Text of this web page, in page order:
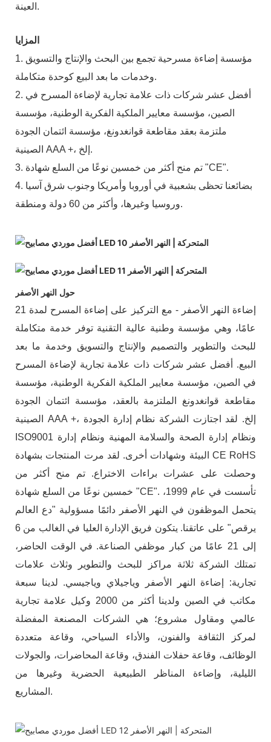
العينة.
المزايا
1. مؤسسة إضاءة مسرحية تجمع بين البحث والإنتاج والتسويق
وخدمات ما بعد البيع كوحدة متكاملة.
2. أفضل عشر شركات ذات علامة تجارية لإضاءة المسرح في
الصين، مؤسسة معايير الملكية الفكرية الوطنية، مؤسسة
ملتزمة بعقد مقاطعة قوانغدونغ، مؤسسة ائتمان الجودة
الصينية AAA +، إلخ.
3. تم منح أكثر من خمسين نوعًا من السلع شهادة "CE".
4. بضائعنا تحظى بشعبية في أوروبا وأمريكا وجنوب شرق آسيا
وروسيا وغيرها، وأكثر من 60 دولة ومنطقة.
حول النهر الأصفر
إضاءة النهر الأصفر - مع التركيز على إضاءة المسرح لمدة 21
عامًا، وهي مؤسسة وطنية عالية التقنية توفر خدمة متكاملة
للبحث والتطوير والتصميم والإنتاج والتسويق وخدمة ما بعد
البيع. أفضل عشر شركات ذات علامة تجارية لإضاءة المسرح
في الصين، مؤسسة معايير الملكية الفكرية الوطنية، مؤسسة
مقاطعة قوانغدونغ الملتزمة بالعقد، مؤسسة ائتمان الجودة
الصينية AAA +، إلخ. لقد اجتازت الشركة نظام إدارة الجودة
ISO9001 ونظام إدارة الصحة والسلامة المهنية ونظام إدارة
البيئة وشهادات أخرى. لقد مرت المنتجات بشهادة CE RoHS
وحصلت على عشرات براءات الاختراع. تم منح أكثر من
خمسين نوعًا من السلع شهادة "CE". تأسست في عام 1999،
يتحمل الموظفون في النهر الأصفر دائمًا مسؤولية "دع العالم
يرقص" على عاتقنا. يتكون فريق الإدارة العليا في الغالب من 6
إلى 21 عامًا من كبار موظفي الصناعة. في الوقت الحاضر،
تمتلك الشركة ثلاثة مراكز للبحث والتطوير وثلاث علامات
تجارية: إضاءة النهر الأصفر وياجيلاي وياجيسي. لدينا سبعة
مكاتب في الصين ولدينا أكثر من 2000 وكيل علامة تجارية
عالمي ومقاول مشروع؛ هي الشركات المصنعة المفضلة
لمركز الثقافة والفنون، والأداء السياحي، وقاعة متعددة
الوظائف، وقاعة حفلات الفندق، وقاعة المحاضرات، والجولات
الليلية، وإضاءة المناظر الطبيعية الحضرية وغيرها من
المشاريع.